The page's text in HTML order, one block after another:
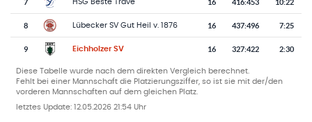
7 HSG Beste Trave 16 416:453 10:22
8 Lübecker SV Gut Heil v. 1876 16 437:496 7:25
9 Eichholzer SV 16 327:422 2:30
Diese Tabelle wurde nach dem direkten Vergleich berechnet.
Fehlt bei einer Mannschaft die Platzierungsziffer, so ist sie mit der/den
vorderen Mannschaften auf dem gleichen Platz.
letztes Update: 12.05.2026 21:54 Uhr